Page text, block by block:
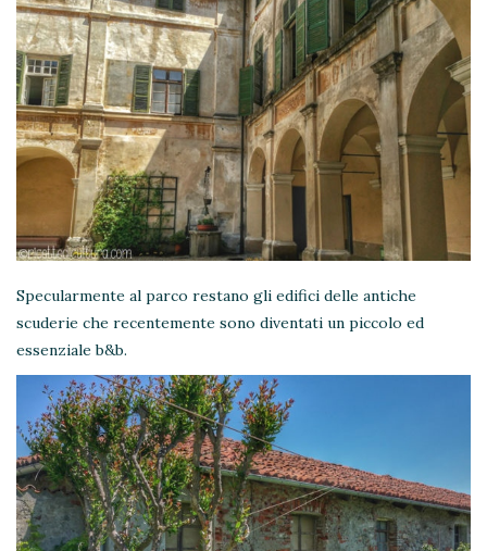
Specularmente al parco restano gli edifici delle antiche
scuderie che recentemente sono diventati un piccolo ed
essenziale b&b.